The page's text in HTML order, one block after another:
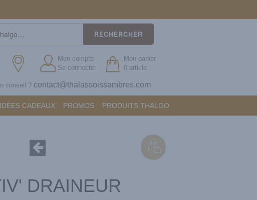
IDÉES CADEAUX PROMOS PRODUITS THALGO
conseil ? contact@thalassoissambres.com
RECHERCHER
Mon compte
Se connecter
Mon panier
0 article
DRAINEUR